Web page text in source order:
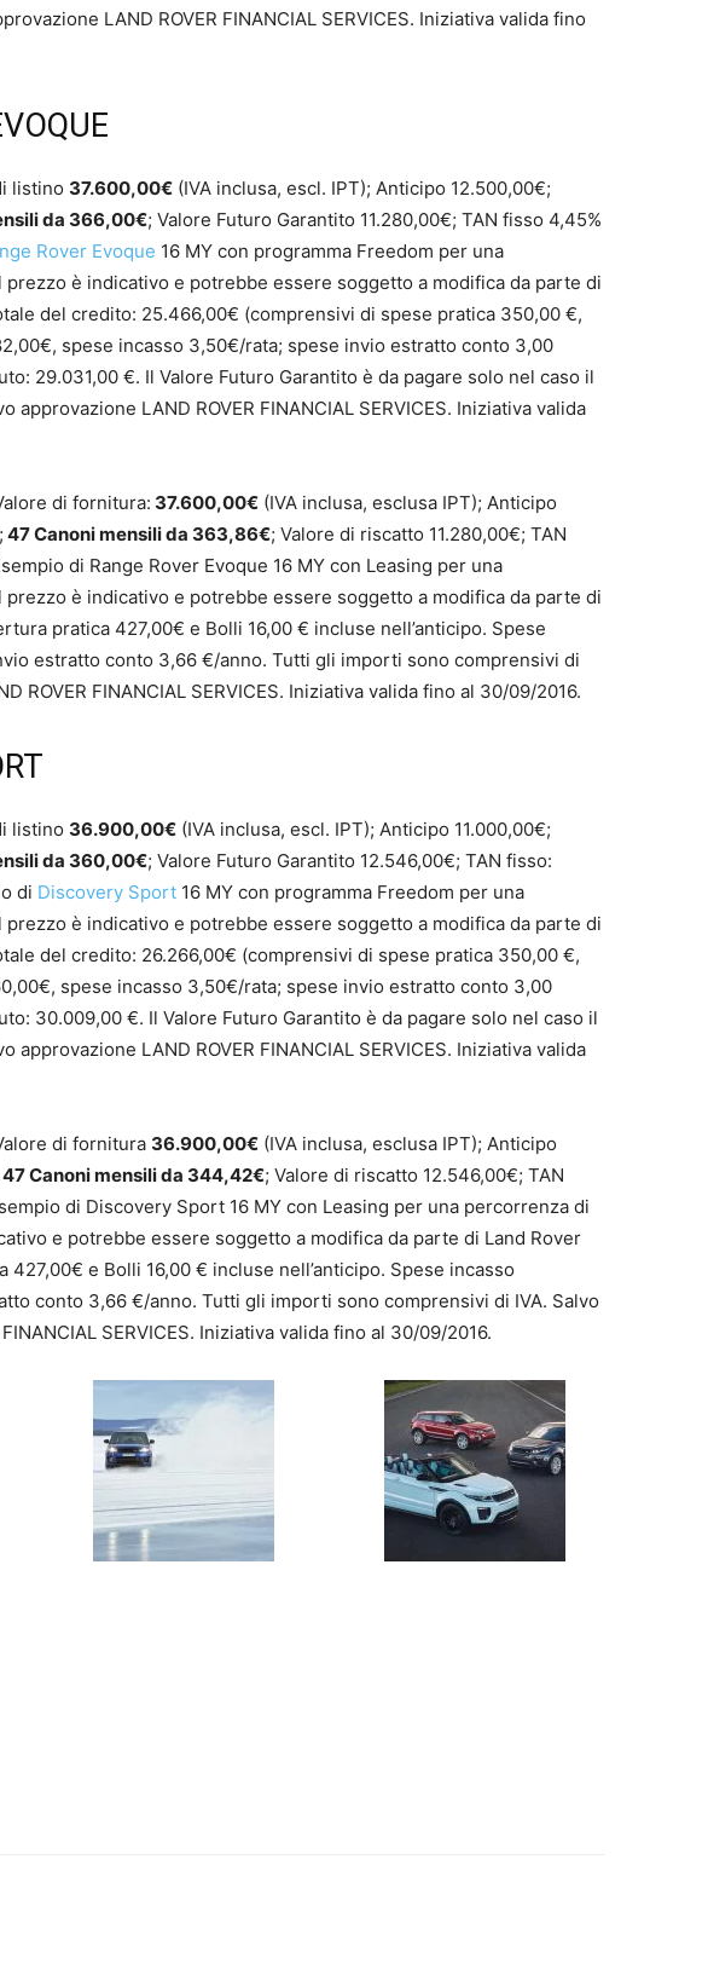
LAND ROVER FINANCIAL SERVICES. Iniziativa valida fino
listino 37.600,00€ (IVA inclusa, escl. IPT); Anticipo 12.500,00€;
da 366,00€; Valore Futuro Garantito 11.280,00€; TAN fisso 4,45%
Rover Evoque 16 MY con programma Freedom per una
è indicativo e potrebbe essere soggetto a modifica da parte di
del credito: 25.466,00€ (comprensivi di spese pratica 350,00 €,
spese incasso 3,50€/rata; spese invio estratto conto 3,00
29.031,00 €. Il Valore Futuro Garantito è da pagare solo nel caso il
approvazione LAND ROVER FINANCIAL SERVICES. Iniziativa valida
di fornitura: 37.600,00€ (IVA inclusa, esclusa IPT); Anticipo
47 Canoni mensili da 363,86€; Valore di riscatto 11.280,00€; TAN
di Range Rover Evoque 16 MY con Leasing per una
è indicativo e potrebbe essere soggetto a modifica da parte di
pratica 427,00€ e Bolli 16,00 € incluse nell’anticipo. Spese
estratto conto 3,66 €/anno. Tutti gli importi sono comprensivi di
ROVER FINANCIAL SERVICES. Iniziativa valida fino al 30/09/2016.
listino 36.900,00€ (IVA inclusa, escl. IPT); Anticipo 11.000,00€;
da 360,00€; Valore Futuro Garantito 12.546,00€; TAN fisso:
di Discovery Sport 16 MY con programma Freedom per una
è indicativo e potrebbe essere soggetto a modifica da parte di
del credito: 26.266,00€ (comprensivi di spese pratica 350,00 €,
spese incasso 3,50€/rata; spese invio estratto conto 3,00
30.009,00 €. Il Valore Futuro Garantito è da pagare solo nel caso il
approvazione LAND ROVER FINANCIAL SERVICES. Iniziativa valida
di fornitura 36.900,00€ (IVA inclusa, esclusa IPT); Anticipo
47 Canoni mensili da 344,42€; Valore di riscatto 12.546,00€; TAN
di Discovery Sport 16 MY con Leasing per una percorrenza di
e potrebbe essere soggetto a modifica da parte di Land Rover
427,00€ e Bolli 16,00 € incluse nell’anticipo. Spese incasso
conto 3,66 €/anno. Tutti gli importi sono comprensivi di IVA. Salvo
SERVICES. Iniziativa valida fino al 30/09/2016.